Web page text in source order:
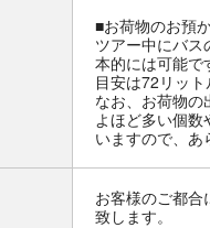
■お荷物のお預
ツアー中にバ
本的には可能で
目安は72リッ
なお、お荷物の
よほど多い個
いますので、あ
お客様のご都
致します。